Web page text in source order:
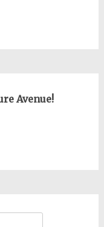
Avenue!